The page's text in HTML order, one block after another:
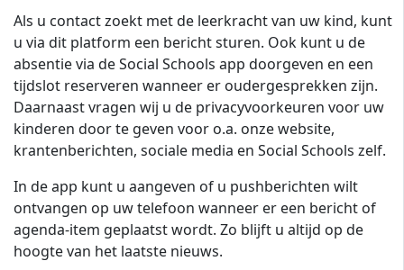
Als u contact zoekt met de leerkracht van uw kind, kunt
u via dit platform een bericht sturen. Ook kunt u de
absentie via de Social Schools app doorgeven en een
tijdslot reserveren wanneer er oudergesprekken zijn.
Daarnaast vragen wij u de privacyvoorkeuren voor uw
kinderen door te geven voor o.a. onze website,
krantenberichten, sociale media en Social Schools zelf.
In de app kunt u aangeven of u pushberichten wilt
ontvangen op uw telefoon wanneer er een bericht of
agenda-item geplaatst wordt. Zo blijft u altijd op de
hoogte van het laatste nieuws.